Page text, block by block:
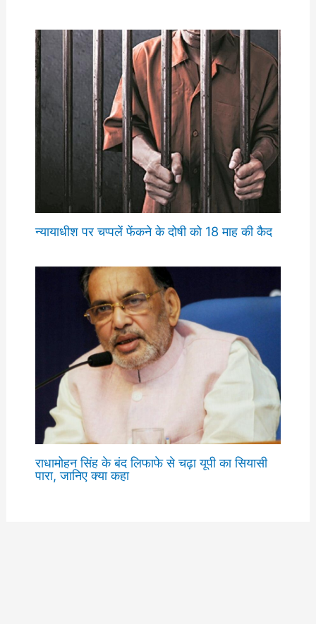
न्यायाधीश पर चप्पलें फेंकने के दोषी को 18 माह की कैद
राधामोहन सिंह के बंद लिफाफे से चढ़ा यूपी का सियासी
पारा, जानिए क्या कहा